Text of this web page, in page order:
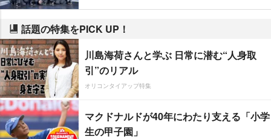
話題の特集をPICK UP！
川島海荷さんと学ぶ 日常に潜む“人身取
引”のリアル
オリコンタイアップ特集
マクドナルドが40年にわたり支える「小学
生の甲子園」